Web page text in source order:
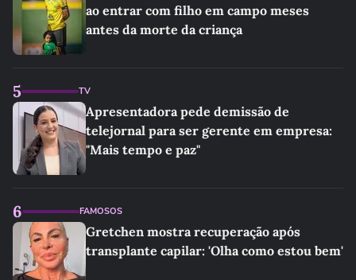
ao entrar com filho em campo meses
antes da morte da criança
5 TV
Apresentadora pede demissão de
telejornal para ser gerente em empresa:
"Mais tempo e paz"
6 FAMOSOS
Gretchen mostra recuperação após
transplante capilar: 'Olha como estou bem'